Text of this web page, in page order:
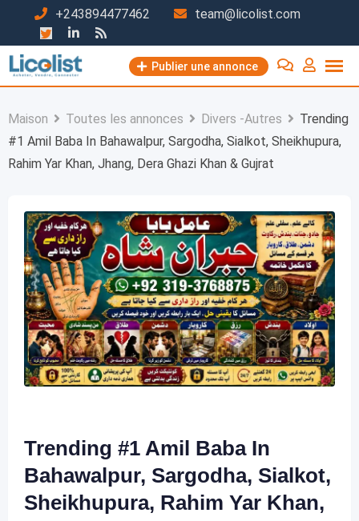
contenu
+243894477462 team@licolist.com
Publier une annonce
Maison Toutes les annonces Divers -Autres
Trending
#1 Amil Baba In Bahawalpur, Sargodha, Sialkot, Sheikhupura,
Rahim Yar Khan, Jhang, Dera Ghazi Khan & Gujrat
Trending #1 Amil Baba In
Bahawalpur, Sargodha, Sialkot,
Sheikhupura, Rahim Yar Khan,